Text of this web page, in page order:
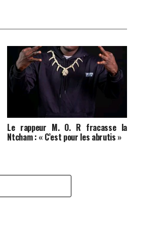
Le rappeur M. O. R fracasse la
Ntcham : « C’est pour les abrutis »